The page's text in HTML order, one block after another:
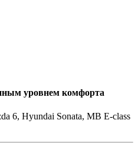
уровнем комфорта
6, Hyundai Sonata, MB E-class